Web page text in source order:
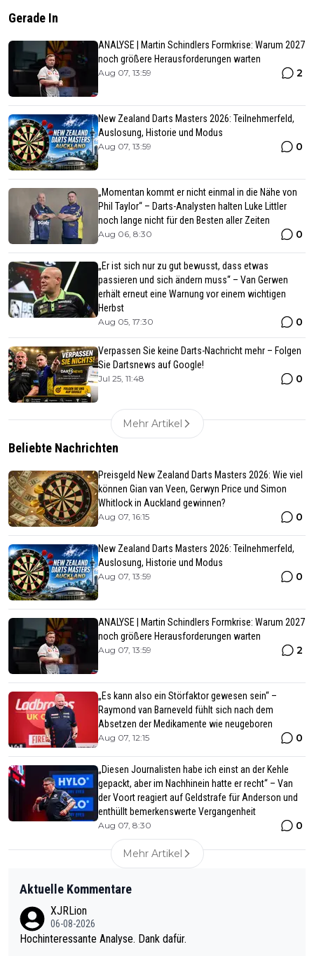
Gerade In
ANALYSE | Martin Schindlers Formkrise: Warum 2027
noch größere Herausforderungen warten
Aug 07, 13:59 2
New Zealand Darts Masters 2026: Teilnehmerfeld,
Auslosung, Historie und Modus
Aug 07, 13:59 0
„Momentan kommt er nicht einmal in die Nähe von
Phil Taylor“ – Darts-Analysten halten Luke Littler
noch lange nicht für den Besten aller Zeiten
Aug 06, 8:30 0
„Er ist sich nur zu gut bewusst, dass etwas
passieren und sich ändern muss“ – Van Gerwen
erhält erneut eine Warnung vor einem wichtigen
Herbst
Aug 05, 17:30 0
Verpassen Sie keine Darts-Nachricht mehr – Folgen
Sie Dartsnews auf Google!
Jul 25, 11:48 0
Mehr Artikel
Beliebte Nachrichten
Preisgeld New Zealand Darts Masters 2026: Wie viel
können Gian van Veen, Gerwyn Price und Simon
Whitlock in Auckland gewinnen?
Aug 07, 16:15 0
New Zealand Darts Masters 2026: Teilnehmerfeld,
Auslosung, Historie und Modus
Aug 07, 13:59 0
ANALYSE | Martin Schindlers Formkrise: Warum 2027
noch größere Herausforderungen warten
Aug 07, 13:59 2
„Es kann also ein Störfaktor gewesen sein“ –
Raymond van Barneveld fühlt sich nach dem
Absetzen der Medikamente wie neugeboren
Aug 07, 12:15 0
„Diesen Journalisten habe ich einst an der Kehle
gepackt, aber im Nachhinein hatte er recht“ – Van
der Voort reagiert auf Geldstrafe für Anderson und
enthüllt bemerkenswerte Vergangenheit
Aug 07, 8:30 0
Mehr Artikel
Aktuelle Kommentare
XJRLion
06-08-2026
Hochinteressante Analyse. Dank dafür.